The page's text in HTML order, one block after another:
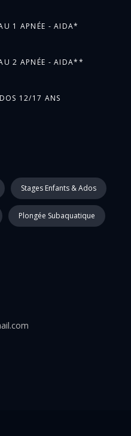
1 APNÉE - AIDA*
2 APNÉE - AIDA**
12/17 ANS
Stages Enfants & Ados
Plongée Subaquatique